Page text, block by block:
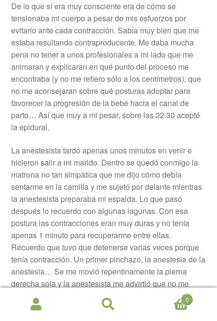
De lo que sí era muy consciente era de cómo se
tensionaba mi cuerpo a pesar de mis esfuerzos por
evitarlo ante cada contracción. Sabía muy bien que me
estaba resultando contraproducente. Me daba mucha
pena no tener a unos profesionales a mi lado que me
animaran y explicaran en qué punto del proceso me
encontraba (y no me refiero sólo a los centímetros), que
no me aconsejaran sobre qué posturas adoptar para
favorecer la progresión de la bebé hacia el canal de
parto… Así que muy a mi pesar, sobre las 22.30 acepté
la epidural.
La anestesista tardó apenas unos minutos en venir e
hicieron salir a mi marido. Dentro se quedó conmigo la
matrona no tan simpática que me dijo cómo debía
sentarme en la camilla y me sujetó por delante mientras
la anestesista preparaba mi espalda. Lo que pasó
después lo recuerdo con algunas lagunas. Con esa
postura las contracciones eran muy duras y no tenía
apenas 1 minuto para recuperarme entre ellas.
Recuerdo que tuvo que detenerse varias veces porque
tenía contracción. Un primer pinchazo, la anestesia de la
anestesia… Se me movió repentinamente la pierna
derecha sola y la anestesista me advirtió que no me
moviera, pero no pude hacer nada, fue totalmente
involuntario, como si me hubiera tocado algún nervio. En
0